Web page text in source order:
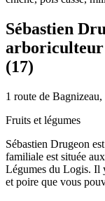
Sébastien
arboriculteur
(17)
1 route de Bagnizeau,
Fruits et légumes
Sébastien Drugeon
familiale est située
Légumes du Logis. Il
et poire que vous